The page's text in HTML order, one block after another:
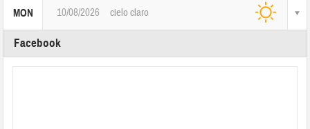
MON 10/08/2026 cielo claro
Facebook